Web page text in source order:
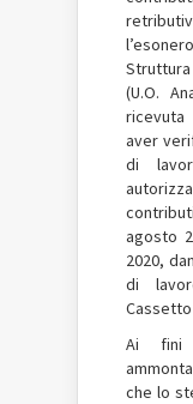
(U.O.
aver
di
agosto
2020,
di
Ai fini
che lo